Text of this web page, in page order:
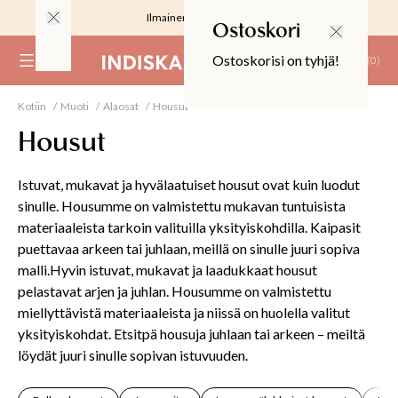
Ilmainen toimitus 59 €
JA KYNTTILÄT
JA KORTIT
(0)
Ostoskori
Ostoskorisi on tyhjä!
Kotiin Muoti Alaosat Housut
Housut
Istuvat, mukavat ja hyvälaatuiset housut ovat kuin luodut
sinulle. Housumme on valmistettu mukavan tuntuisista
materiaaleista tarkoin valituilla yksityiskohdilla. Kaipasit
puettavaa arkeen tai juhlaan, meillä on sinulle juuri sopiva
malli.Hyvin istuvat, mukavat ja laadukkaat housut
pelastavat arjen ja juhlan. Housumme on valmistettu
miellyttävistä materiaaleista ja niissä on huolella valitut
yksityiskohdat. Etsitpä housuja juhlaan tai arkeen – meiltä
löydät juuri sinulle sopivan istuvuuden.